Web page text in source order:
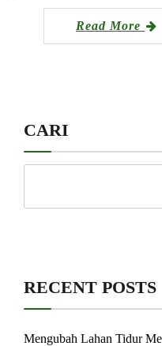
Read More
CARI
RECENT POSTS
Mengubah Lahan Tidur